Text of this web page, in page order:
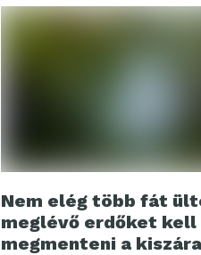
Nem elég több fát
meglévő erdőket kell
megmenteni a